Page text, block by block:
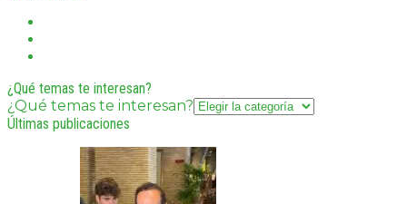
¿Qué temas te interesan?
¿Qué temas te interesan?
Últimas publicaciones